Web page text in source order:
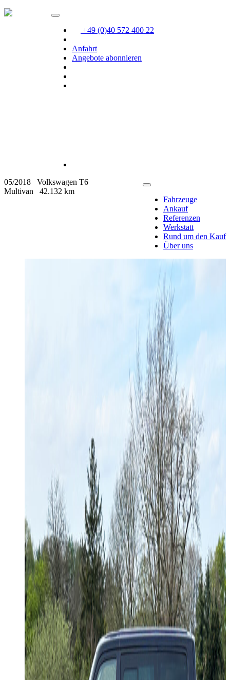
+49 (0)40 572 400 22
Anfahrt
Angebote abonnieren
Fahrzeuge
Ankauf
Referenzen
Werkstatt
Rund um den Kauf
Über uns
05/2018
Volkswagen T6
Multivan
42.132 km